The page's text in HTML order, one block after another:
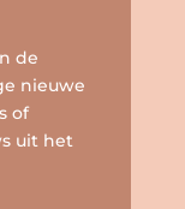
de
nieuwe
of
uit het